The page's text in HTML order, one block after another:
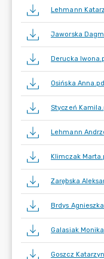
Lehmann
Jaworska
Derucka
Osińska
Styczeń
Lehmann
Klimczak
Zarębska
Brdys
Galasiak
Goszcz